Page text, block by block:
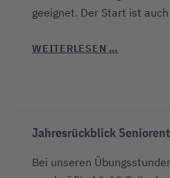
geeignet. Der Start ist
WEITERLESEN …
Jahresrückblick
Bei unseren